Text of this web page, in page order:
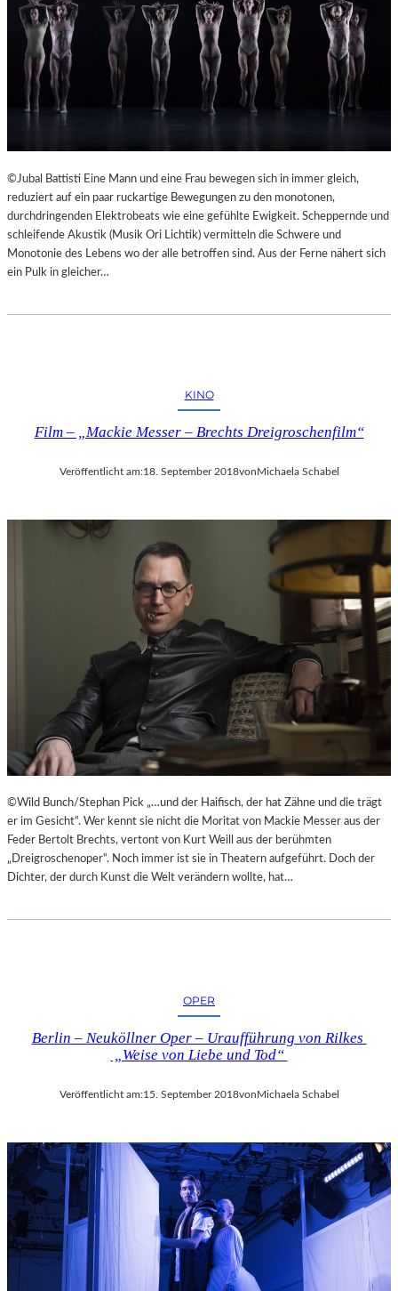
©Jubal Battisti Eine Mann und eine Frau bewegen sich in immer gleich,
reduziert auf ein paar ruckartige Bewegungen zu den monotonen,
durchdringenden Elektrobeats wie eine gefühlte Ewigkeit. Scheppernde und
schleifende Akustik (Musik Ori Lichtik) vermitteln die Schwere und
Monotonie des Lebens wo der alle betroffen sind. Aus der Ferne nähert sich
ein Pulk in gleicher…
KINO
Film – „Mackie Messer – Brechts Dreigroschenfilm“
Veröffentlicht am:18. September 2018vonMichaela Schabel
©Wild Bunch/Stephan Pick „…und der Haifisch, der hat Zähne und die trägt
er im Gesicht“. Wer kennt sie nicht die Moritat von Mackie Messer aus der
Feder Bertolt Brechts, vertont von Kurt Weill aus der berühmten
„Dreigroschenoper“. Noch immer ist sie in Theatern aufgeführt. Doch der
Dichter, der durch Kunst die Welt verändern wollte, hat…
OPER
Berlin – Neuköllner Oper – Uraufführung von Rilkes
„Weise von Liebe und Tod“
Veröffentlicht am:15. September 2018vonMichaela Schabel